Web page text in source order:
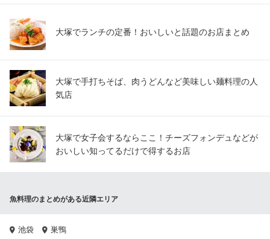
大塚でランチの定番！おいしいと話題のお店まとめ
大塚で手打ちそば、肉うどんなど美味しい麺料理の人
気店
大塚で女子会するならここ！チーズフォンデュなどが
おいしい知ってるだけで得するお店
魚料理のまとめがある近隣エリア
池袋 巣鴨